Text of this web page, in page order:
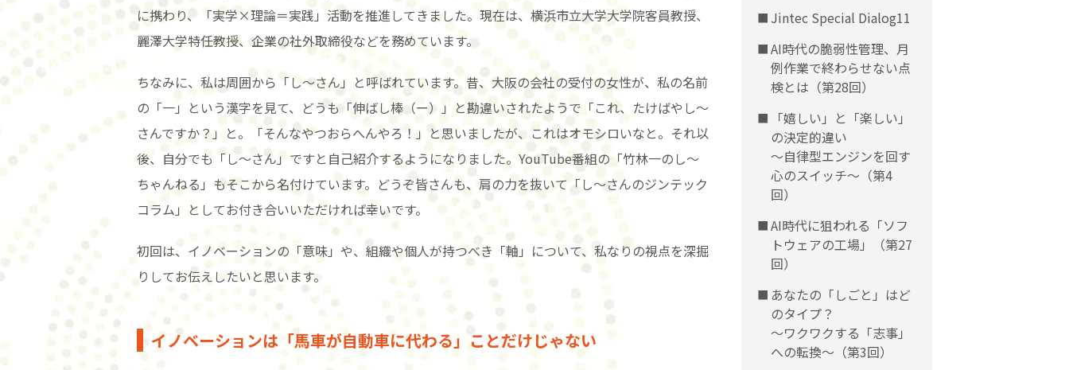
に携わり、「実学×理論＝実践」活動を推進してきました。現在は、横浜市立大学大学院客員教授、
麗澤大学特任教授、企業の社外取締役などを務めています。
ちなみに、私は周囲から「し～さん」と呼ばれています。昔、大阪の会社の受付の女性が、私の名前
の「一」という漢字を見て、どうも「伸ばし棒（ー）」と勘違いされたようで「これ、たけばやし～
さんですか？」と。「そんなやつおらへんやろ！」と思いましたが、これはオモシロいなと。それ以
後、自分でも「し～さん」ですと自己紹介するようになりました。YouTube番組の「竹林一のし～
ちゃんねる」もそこから名付けています。どうぞ皆さんも、肩の力を抜いて「し～さんのジンテック
コラム」としてお付き合いいただければ幸いです。
初回は、イノベーションの「意味」や、組織や個人が持つべき「軸」について、私なりの視点を深掘
りしてお伝えしたいと思います。
イノベーションは「馬車が自動車に代わる」ことだけじゃない
Jintec Special Dialog11
AI時代の脆弱性管理、月
例作業で終わらせない点
検とは（第28回）
「嬉しい」と「楽しい」
の決定的違い
〜自律型エンジンを回す
心のスイッチ〜（第4
回）
AI時代に狙われる「ソフ
トウェアの工場」（第27
回）
あなたの「しごと」はど
のタイプ？
〜ワクワクする「志事」
への転換〜（第3回）